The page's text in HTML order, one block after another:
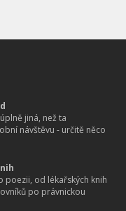
jiná, než ta
návštěvu - určitě něco
od lékařských knih
po právnickou